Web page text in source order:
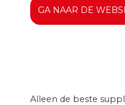
GA NAAR DE
Alleen de beste